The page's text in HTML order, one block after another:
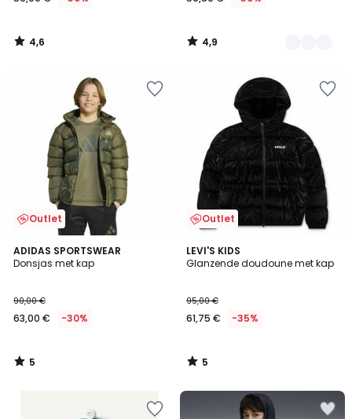
4,6
/
4,9
/
Outlet
ADIDAS SPORTSWEAR
Donsjas met kap
90,00 €
63,00 € -30%
5
/
5
/
Outlet
LEVI'S KIDS
Glanzende doudoune met kap
95,00 €
61,75 € -35%
5
/
5
/